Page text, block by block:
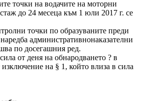
точки на водачите на моторни
до 24 месеца към 1 юли 2017 г. се
точки по образуваните преди
административнонаказателни
по досегашния ред.
от деня на обнародването ? в
на § 1, който влиза в сила